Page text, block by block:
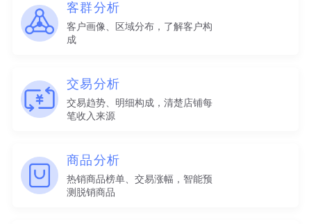
客群分析
客户画像、区域分布，了解客户构
成
交易分析
交易趋势、明细构成，清楚店铺每
笔收入来源
商品分析
热销商品榜单、交易涨幅，智能预
测脱销商品